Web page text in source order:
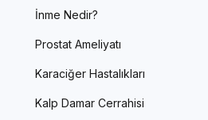
İnme Nedir?
Prostat Ameliyatı
Karaciğer Hastalıkları
Kalp Damar Cerrahisi